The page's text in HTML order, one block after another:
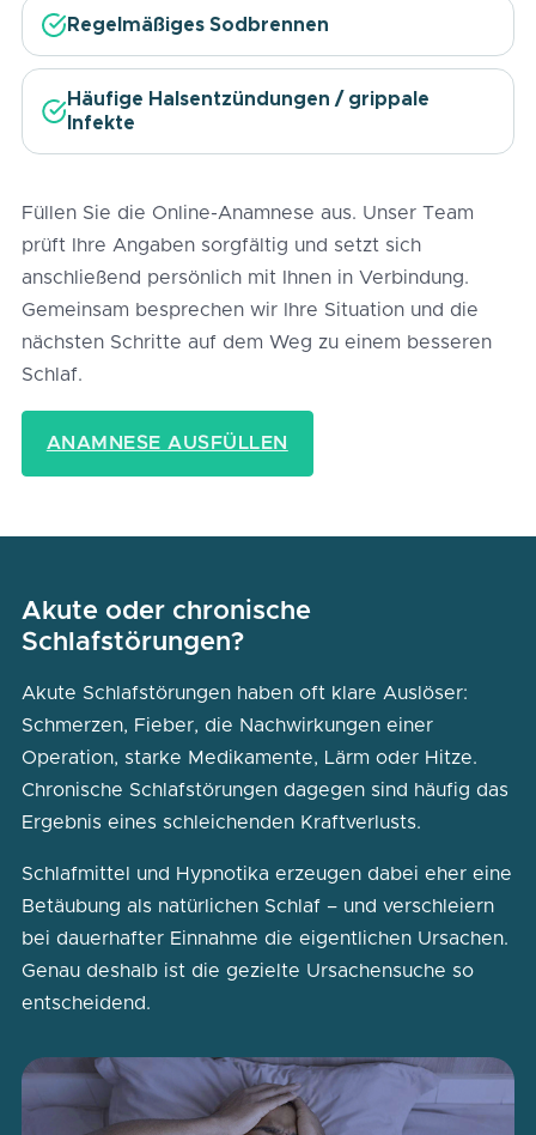
Regelmäßiges Sodbrennen
Häufige Halsentzündungen / grippale
Infekte
Füllen Sie die Online-Anamnese aus. Unser Team
prüft Ihre Angaben sorgfältig und setzt sich
anschließend persönlich mit Ihnen in Verbindung.
Gemeinsam besprechen wir Ihre Situation und die
nächsten Schritte auf dem Weg zu einem besseren
Schlaf.
ANAMNESE AUSFÜLLEN
Akute oder chronische
Schlafstörungen?
Akute Schlafstörungen haben oft klare Auslöser:
Schmerzen, Fieber, die Nachwirkungen einer
Operation, starke Medikamente, Lärm oder Hitze.
Chronische Schlafstörungen dagegen sind häufig das
Ergebnis eines schleichenden Kraftverlusts.
Schlafmittel und Hypnotika erzeugen dabei eher eine
Betäubung als natürlichen Schlaf – und verschleiern
bei dauerhafter Einnahme die eigentlichen Ursachen.
Genau deshalb ist die gezielte Ursachensuche so
entscheidend.